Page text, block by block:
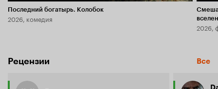
Последний богатырь. Колобок
2026, комедия
2026,
Рецензии Все